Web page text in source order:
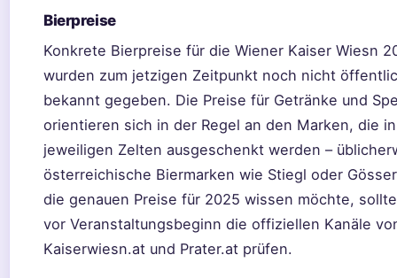
Bierpreise
Konkrete Bierpreise für die Wiener Kaiser Wiesn
wurden zum jetzigen Zeitpunkt noch nicht
bekannt gegeben. Die Preise für Getränke und
orientieren sich in der Regel an den Marken, die
jeweiligen Zelten ausgeschenkt werden –
österreichische Biermarken wie Stiegl oder
die genauen Preise für 2025 wissen möchte,
vor Veranstaltungsbeginn die offiziellen Kanäle
Kaiserwiesn.at und Prater.at prüfen.